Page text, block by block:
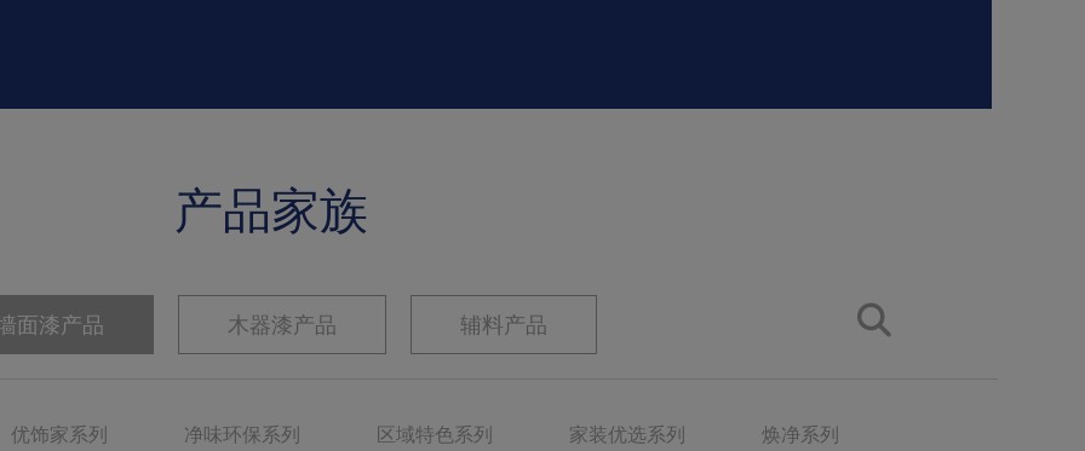
产品家族
面漆产品 木器漆产品 辅料产品
优饰家系列 净味环保系列 区域特色系列 家装优选系列 焕净系列